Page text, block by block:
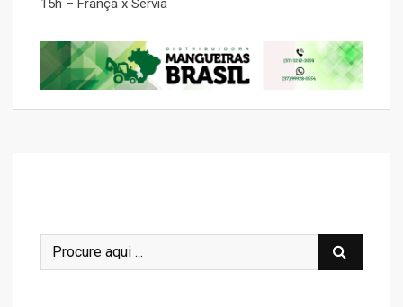
15h – França x Sérvia